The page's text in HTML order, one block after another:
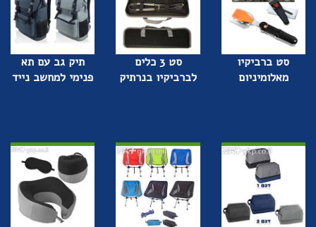
סט ברביקיו
מאלומיניום
סט 3 כלים
לברביקיו בנרתיק
תיק גב עם תא
פנימי למחשב נייד